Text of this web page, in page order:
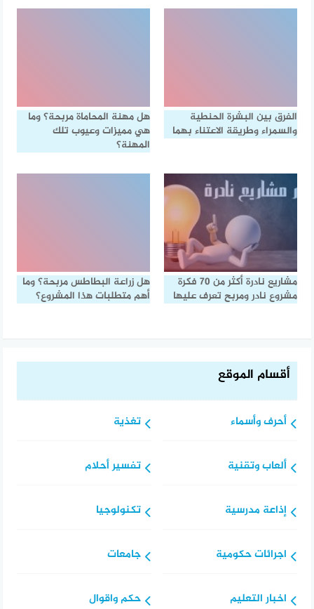
الفرق بين البشرة الحنطية
والسمراء وطريقة الاعتناء بهما
هل مهنة المحاماة مربحة؟ وما
هي مميزات وعيوب تلك
المهنة؟
مشاريع نادرة أكثر من 70 فكرة
مشروع نادر ومربح تعرف عليها
هل زراعة البطاطس مربحة؟ وما
أهم متطلبات هذا المشروع؟
أقسام الموقع
أحرف وأسماء
ألعاب وتقنية
إذاعة مدرسية
اجرائات حكومية
اخبار التعليم
تغذية
تفسير أحلام
تكنولوجيا
جامعات
حكم واقوال